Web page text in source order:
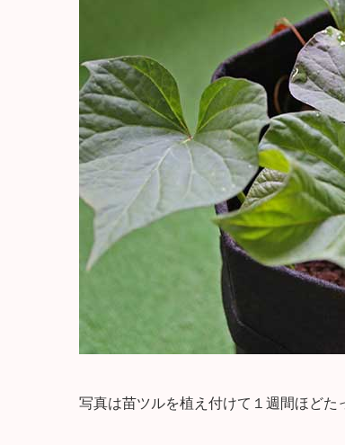
写真は苗ツルを植え付けて１週間ほどた